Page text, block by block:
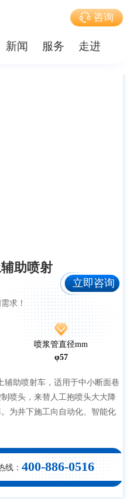
咨询
新闻 服务 走进
助喷射
求！
立即咨询
喷浆管直径mm
φ57
辅助喷射车，适用于中小断面巷
喷头，来替人工抱喷头大大降
为井下施工向自动化、智能化
线：400-886-0516